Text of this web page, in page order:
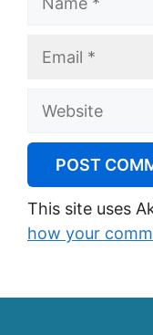
Website
This site uses
how your